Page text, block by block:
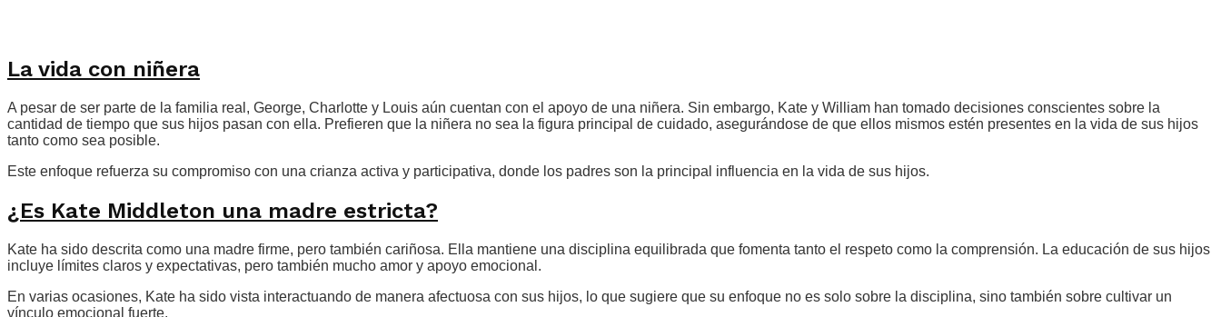
La vida con niñera
A pesar de ser parte de la familia real, George, Charlotte y Louis aún cuentan con el apoyo de una niñera. Sin embargo, Kate y William han tomado decisiones conscientes sobre la
cantidad de tiempo que sus hijos pasan con ella. Prefieren que la niñera no sea la figura principal de cuidado, asegurándose de que ellos mismos estén presentes en la vida de sus hijos
tanto como sea posible.
Este enfoque refuerza su compromiso con una crianza activa y participativa, donde los padres son la principal influencia en la vida de sus hijos.
¿Es Kate Middleton una madre estricta?
Kate ha sido descrita como una madre firme, pero también cariñosa. Ella mantiene una disciplina equilibrada que fomenta tanto el respeto como la comprensión. La educación de sus hijos
incluye límites claros y expectativas, pero también mucho amor y apoyo emocional.
En varias ocasiones, Kate ha sido vista interactuando de manera afectuosa con sus hijos, lo que sugiere que su enfoque no es solo sobre la disciplina, sino también sobre cultivar un
vínculo emocional fuerte.